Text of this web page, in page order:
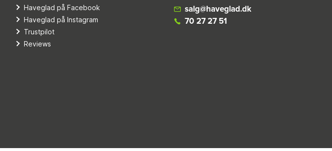
Haveglad på Facebook
Haveglad på Instagram
Trustpilot
Reviews
salg@haveglad.dk
70 27 27 51